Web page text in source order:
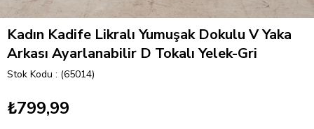
Kadın Kadife Likralı Yumuşak Dokulu V Yaka
Arkası Ayarlanabilir D Tokalı Yelek-Gri
Stok Kodu (65014)
₺799,99